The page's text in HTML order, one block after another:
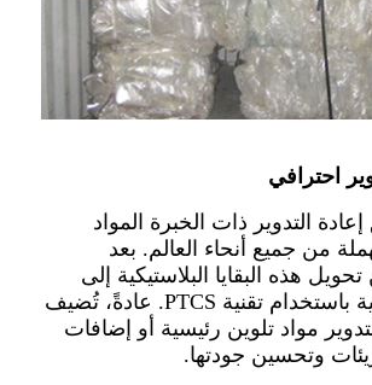
احترافي
التدوير ذات الخبرة المواد
من جميع أنحاء العالم. بعد
هذه البقايا البلاستيكية إلى
حبيبات بلاستيكية باستخدام تقنية PTCS. عادةً، تُضيف
مواد تلوين رئيسية أو إضافات
وتحسين جودتها.